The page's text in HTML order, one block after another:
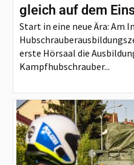
gleich auf dem
Start in eine neue Ära: Am
erste Hörsaal die
Kampfhubschrauber...